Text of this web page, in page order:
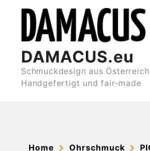
content
DAMACUS.eu
Schmuckdesign aus
Handgefertigt und fair-made
Home Ohrschmuck